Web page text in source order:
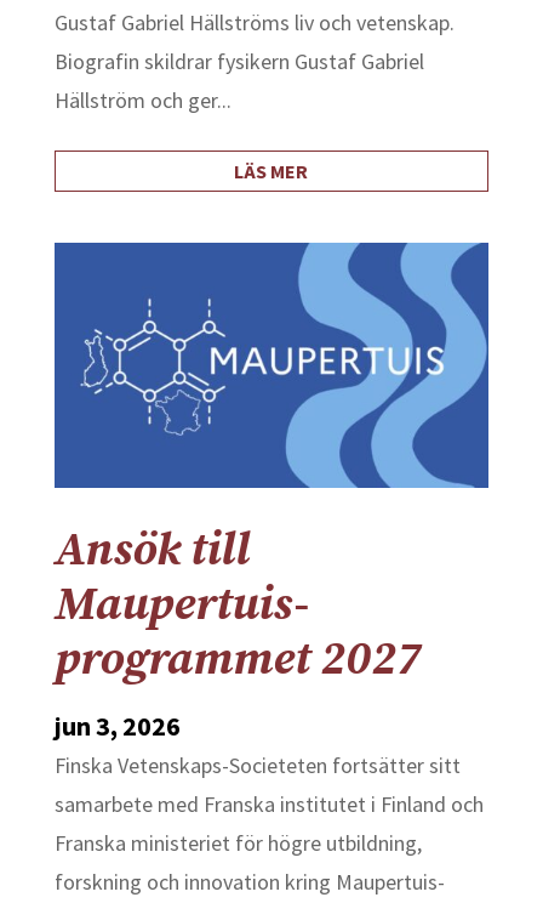
Gustaf Gabriel Hällströms liv och vetenskap.
Biografin skildrar fysikern Gustaf Gabriel
Hällström och ger...
LÄS MER
Ansök till
Maupertuis-
programmet 2027
jun 3, 2026
Finska Vetenskaps-Societeten fortsätter sitt
samarbete med Franska institutet i Finland och
Franska ministeriet för högre utbildning,
forskning och innovation kring Maupertuis-